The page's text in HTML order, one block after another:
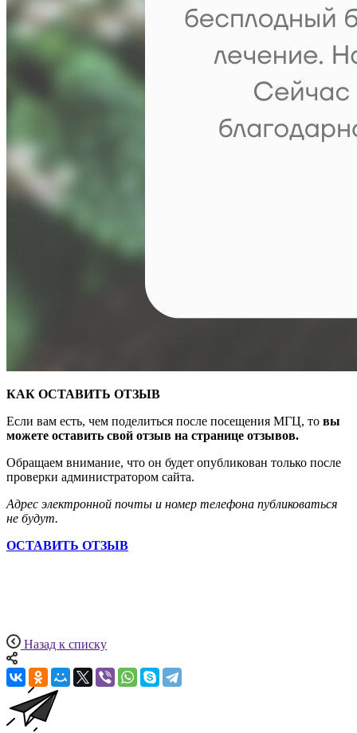
КАК ОСТАВИТЬ ОТЗЫВ
Если вам есть, чем поделиться после посещения МГЦ, то вы
можете оставить свой отзыв на странице отзывов.
Обращаем внимание, что он будет опубликован только после
проверки администратором сайта.
Адрес электронной почты и номер телефона публиковаться
не будут.
ОСТАВИТЬ ОТЗЫВ
Назад к списку